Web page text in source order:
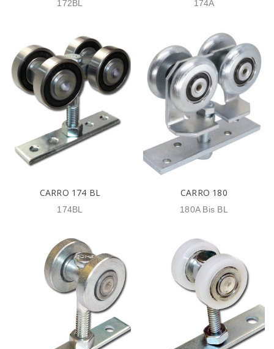
172BL 174A
CARRO 174 BL
174BL
CARRO 180
180A Bis BL